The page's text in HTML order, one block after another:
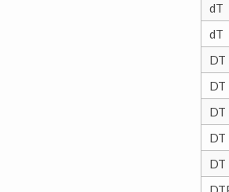
dT
dT
DT
DT
DT
DT
DT